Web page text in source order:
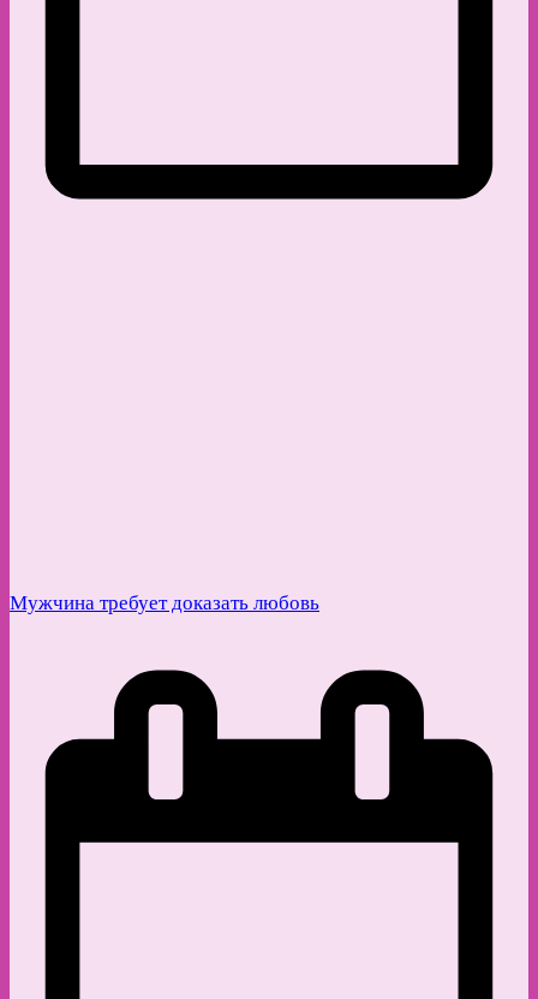
Мужчина требует доказать любовь